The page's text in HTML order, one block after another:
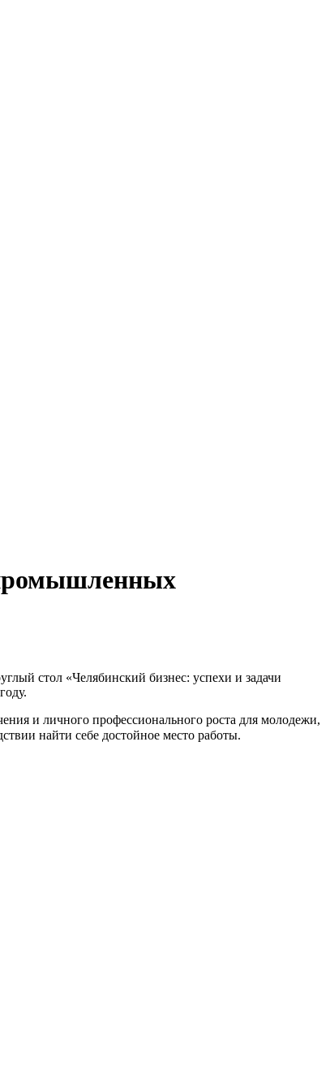
стол «Челябинский бизнес: успехи и задачи
и личного профессионального роста для молодежи,
найти себе достойное место работы.